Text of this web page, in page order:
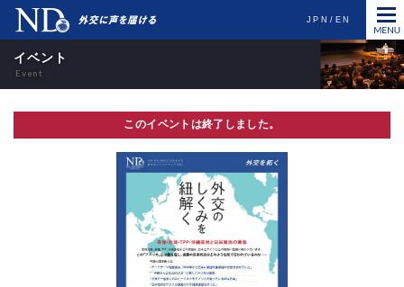
JPN EN
イベント
このイベントは終了しました。